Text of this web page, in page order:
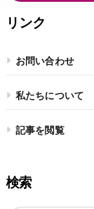
リンク
お問い合わせ
私たちについて
記事を閲覧
検索